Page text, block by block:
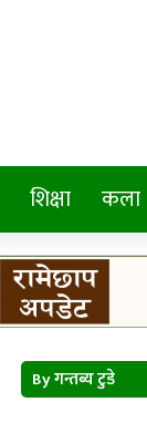
शिक्षा कला
By गन्तब्य टुडे